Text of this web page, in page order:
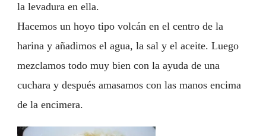
la levadura en ella.
Hacemos un hoyo tipo volcán en el centro de la
harina y añadimos el agua, la sal y el aceite. Luego
mezclamos todo muy bien con la ayuda de una
cuchara y después amasamos con las manos encima
de la encimera.